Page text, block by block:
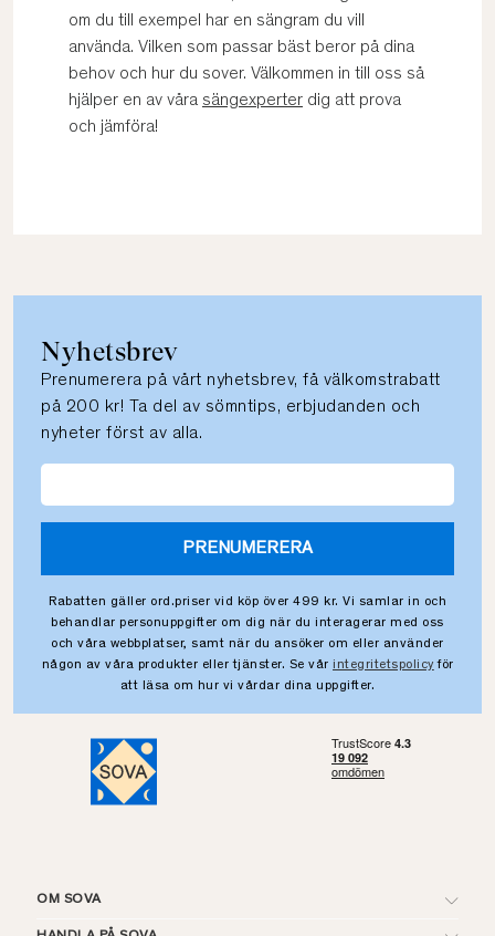
om du till exempel har en sängram du vill
använda. Vilken som passar bäst beror på dina
behov och hur du sover. Välkommen in till oss så
hjälper en av våra sängexperter dig att prova
och jämföra!
Nyhetsbrev
Prenumerera på vårt nyhetsbrev, få välkomstrabatt
på 200 kr! Ta del av sömntips, erbjudanden och
nyheter först av alla.
PRENUMERERA
Rabatten gäller ord.priser vid köp över 499 kr. Vi samlar in och
behandlar personuppgifter om dig när du interagerar med oss
och våra webbplatser, samt när du ansöker om eller använder
någon av våra produkter eller tjänster. Se vår integritetspolicy för
att läsa om hur vi vårdar dina uppgifter.
OM SOVA